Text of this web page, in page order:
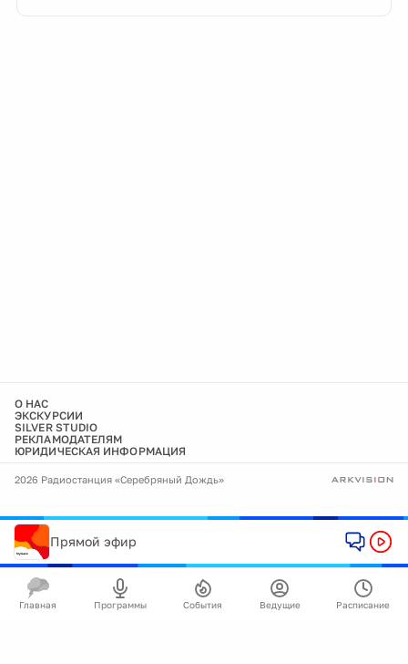
О НАС
ЭКСКУРСИИ
SILVER STUDIO
РЕКЛАМОДАТЕЛЯМ
ЮРИДИЧЕСКАЯ ИНФОРМАЦИЯ
2026 Радиостанция «Серебряный Дождь»
Прямой эфир
Главная Программы События Ведущие Расписание